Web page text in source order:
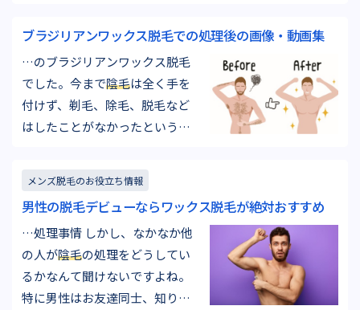
湿度が高く雑菌の繁殖を助長す
増えると陰部の蒸れ、臭い、痒
みの原因となります。 特に暑く
て湿度の高い夏はこれらの症状
に悩まされている男性も多いの
ブラジリアンワックス脱毛での処理後の画像・動画集
…のブラジリアンワックス脱毛
でした。今まで陰毛は全く手を
付けず、剃毛、除毛、脱毛など
はしたことがなかったというこ
や狭めです。1回の施術、約40分
ほどの施術で全部ツルツルにな
りました。 脱毛をした箇所にう
っすら赤みと毛穴部分が少し腫
れているのが見られます。毛抜
き…
メンズ脱毛のお役立ち情報
男性の脱毛デビューならワックス脱毛が絶対おすすめ
…処理事情 しかし、なかなか他
の人が陰毛の処理をどうしてい
るかなんて聞けないですよね。
特に男性はお友達同士、知り合